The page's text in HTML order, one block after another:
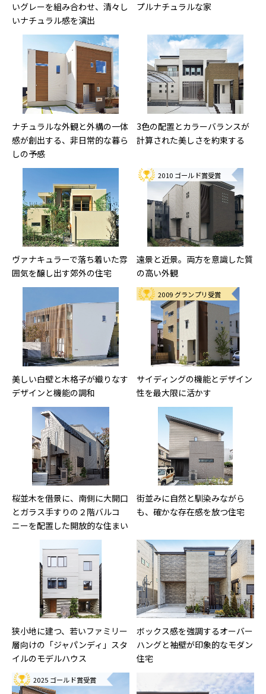
いグレーを組み合わせ、清々し
いナチュラル感を演出
プルナチュラルな家
ナチュラルな外観と外構の一体
感が創出する、非日常的な暮ら
しの予感
3色の配置とカラーバランスが
計算された美しさを約束する
ヴァナキュラーで落ち着いた雰
囲気を醸し出す郊外の住宅
2010 ゴールド賞受賞
遠景と近景。両方を意識した質
の高い外観
美しい白壁と木格子が織りなす
デザインと機能の調和
2009 グランプリ受賞
サイディングの機能とデザイン
性を最大限に活かす
桜並木を借景に、南側に大開口
とガラス手すりの２階バルコ
ニーを配置した開放的な住まい
街並みに自然と馴染みながら
も、確かな存在感を放つ住宅
狭小地に建つ、若いファミリー
層向けの「ジャパンディ」スタ
イルのモデルハウス
ボックス感を強調するオーバー
ハングと袖壁が印象的なモダン
住宅
2025 ゴールド賞受賞